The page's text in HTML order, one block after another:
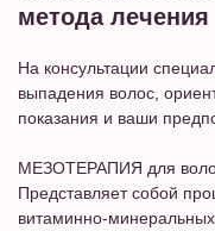
метода лечения
На консультации
выпадения волос,
показания и ваши
МЕЗОТЕРАПИЯ для
Представляет собой
витаминно-